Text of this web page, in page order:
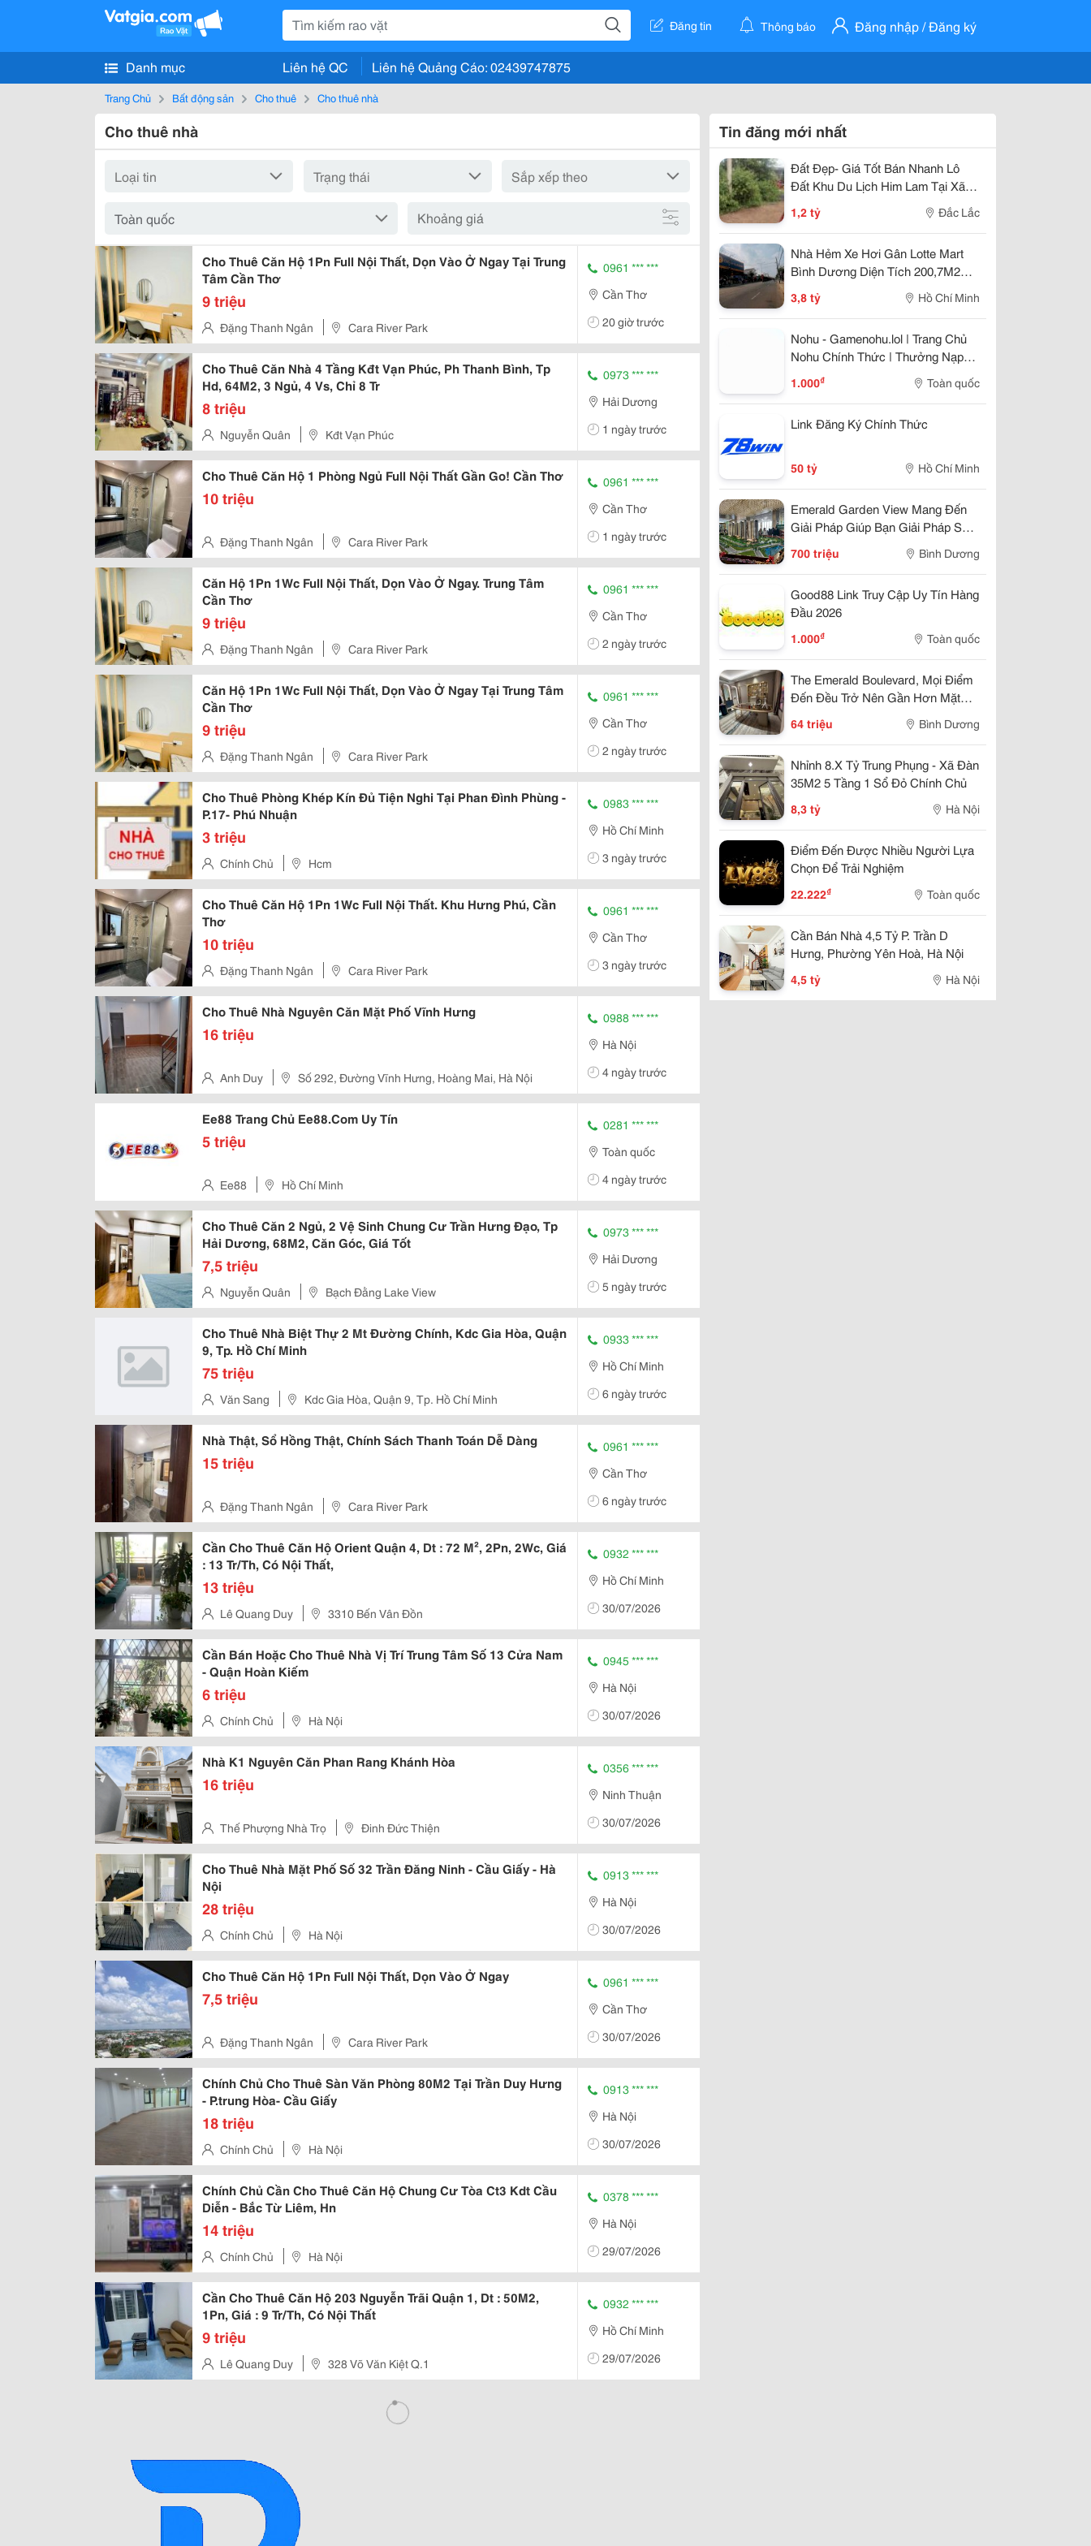
Đăng tin Thông báo Đăng nhập / Đăng ký
Danh mục Liên hệ QC Liên hệ Quảng Cáo: 02439747875
Trang Chủ Bất động sản Cho thuê Cho thuê nhà
Cho thuê nhà
Khoảng giá
Cho Thuê Căn Hộ 1Pn Full Nội Thất, Dọn Vào Ở Ngay Tại Trung
Tâm Cần Thơ
9 triệu
Đặng Thanh Ngân Cara River Park
0961 *** ***
Cần Thơ
20 giờ trước
Cho Thuê Căn Nhà 4 Tầng Kđt Vạn Phúc, Ph Thanh Bình, Tp
Hd, 64M2, 3 Ngủ, 4 Vs, Chỉ 8 Tr
8 triệu
Nguyễn Quân Kđt Vạn Phúc
0973 *** ***
Hải Dương
1 ngày trước
Cho Thuê Căn Hộ 1 Phòng Ngủ Full Nội Thất Gần Go! Cần Thơ
10 triệu
Đặng Thanh Ngân Cara River Park
0961 *** ***
Cần Thơ
1 ngày trước
Căn Hộ 1Pn 1Wc Full Nội Thất, Dọn Vào Ở Ngay. Trung Tâm
Cần Thơ
9 triệu
Đặng Thanh Ngân Cara River Park
0961 *** ***
Cần Thơ
2 ngày trước
Căn Hộ 1Pn 1Wc Full Nội Thất, Dọn Vào Ở Ngay Tại Trung Tâm
Cần Thơ
9 triệu
Đặng Thanh Ngân Cara River Park
0961 *** ***
Cần Thơ
2 ngày trước
Cho Thuê Phòng Khép Kín Đủ Tiện Nghi Tại Phan Đình Phùng -
P.17- Phú Nhuận
3 triệu
Chính Chủ Hcm
0983 *** ***
Hồ Chí Minh
3 ngày trước
Cho Thuê Căn Hộ 1Pn 1Wc Full Nội Thất. Khu Hưng Phú, Cần
Thơ
10 triệu
Đặng Thanh Ngân Cara River Park
0961 *** ***
Cần Thơ
3 ngày trước
Cho Thuê Nhà Nguyên Căn Mặt Phố Vĩnh Hưng
16 triệu
Anh Duy Số 292, Đường Vĩnh Hưng, Hoàng Mai, Hà Nội
0988 *** ***
Hà Nội
4 ngày trước
Ee88 Trang Chủ Ee88.Com Uy Tín
5 triệu
Ee88 Hồ Chí Minh
0281 *** ***
Toàn quốc
4 ngày trước
Cho Thuê Căn 2 Ngủ, 2 Vệ Sinh Chung Cư Trần Hưng Đạo, Tp
Hải Dương, 68M2, Căn Góc, Giá Tốt
7,5 triệu
Nguyễn Quân Bạch Đằng Lake View
0973 *** ***
Hải Dương
5 ngày trước
Cho Thuê Nhà Biệt Thự 2 Mt Đường Chính, Kdc Gia Hòa, Quận
9, Tp. Hồ Chí Minh
75 triệu
Văn Sang Kdc Gia Hòa, Quận 9, Tp. Hồ Chí Minh
0933 *** ***
Hồ Chí Minh
6 ngày trước
Nhà Thật, Sổ Hồng Thật, Chính Sách Thanh Toán Dễ Dàng
15 triệu
Đặng Thanh Ngân Cara River Park
0961 *** ***
Cần Thơ
6 ngày trước
Cần Cho Thuê Căn Hộ Orient Quận 4, Dt : 72 M², 2Pn, 2Wc, Giá
: 13 Tr/Th, Có Nội Thất,
13 triệu
Lê Quang Duy 3310 Bến Vân Đồn
0932 *** ***
Hồ Chí Minh
30/07/2026
Cần Bán Hoặc Cho Thuê Nhà Vị Trí Trung Tâm Số 13 Cửa Nam
- Quận Hoàn Kiếm
6 triệu
Chính Chủ Hà Nội
0945 *** ***
Hà Nội
30/07/2026
Nhà K1 Nguyên Căn Phan Rang Khánh Hòa
16 triệu
Thế Phượng Nhà Trọ Đinh Đức Thiện
0356 *** ***
Ninh Thuận
30/07/2026
Cho Thuê Nhà Mặt Phố Số 32 Trần Đăng Ninh - Cầu Giấy - Hà
Nội
28 triệu
Chính Chủ Hà Nội
0913 *** ***
Hà Nội
30/07/2026
Cho Thuê Căn Hộ 1Pn Full Nội Thất, Dọn Vào Ở Ngay
7,5 triệu
Đặng Thanh Ngân Cara River Park
0961 *** ***
Cần Thơ
30/07/2026
Chính Chủ Cho Thuê Sàn Văn Phòng 80M2 Tại Trần Duy Hưng
- P.trung Hòa- Cầu Giấy
18 triệu
Chính Chủ Hà Nội
0913 *** ***
Hà Nội
30/07/2026
Chính Chủ Cần Cho Thuê Căn Hộ Chung Cư Tòa Ct3 Kdt Cầu
Diễn - Bắc Từ Liêm, Hn
14 triệu
Chính Chủ Hà Nội
0378 *** ***
Hà Nội
29/07/2026
Cần Cho Thuê Căn Hộ 203 Nguyễn Trãi Quận 1, Dt : 50M2,
1Pn, Giá : 9 Tr/Th, Có Nội Thất
9 triệu
Lê Quang Duy 328 Võ Văn Kiệt Q.1
0932 *** ***
Hồ Chí Minh
29/07/2026
Tin đăng mới nhất
Đất Đẹp- Giá Tốt Bán Nhanh Lô
Đất Khu Du Lịch Him Lam Tại Xã
Cư Suê, Huyện Cư M''gar, Đắk Lắk
1,2 tỷ Đắc Lắc
Nhà Hẻm Xe Hơi Gân Lotte Mart
Bình Dương Diện Tích 200,7M2
3,8 tỷ Hồ Chí Minh
Nohu - Gamenohu.lol | Trang Chủ
Nohu Chính Thức | Thưởng Nạp
1.000₫ Toàn quốc
Link Đăng Ký Chính Thức
50 tỷ Hồ Chí Minh
Emerald Garden View Mang Đến
Giải Pháp Giúp Bạn Giải Pháp Sở
700 triệu Bình Dương
Good88 Link Truy Cập Uy Tín Hàng
Đầu 2026
1.000₫ Toàn quốc
The Emerald Boulevard, Mọi Điểm
Đến Đều Trở Nên Gần Hơn Mặt
64 triệu Bình Dương
Nhỉnh 8.X Tỷ Trung Phụng - Xã Đàn
35M2 5 Tầng 1 Sổ Đỏ Chính Chủ
8,3 tỷ Hà Nội
Điểm Đến Được Nhiều Người Lựa
Chọn Để Trải Nghiệm
22.222₫ Toàn quốc
Cần Bán Nhà 4,5 Tỷ P. Trần D
Hưng, Phường Yên Hoà, Hà Nội
4,5 tỷ Hà Nội